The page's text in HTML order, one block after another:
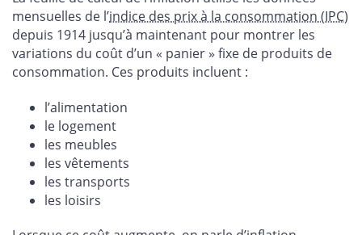
mensuelles de l’indice des prix à la consommation (IPC)
depuis 1914 jusqu’à maintenant pour montrer les
variations du coût d’un « panier » fixe de produits de
consommation. Ces produits incluent :
l’alimentation
le logement
les meubles
les vêtements
les transports
les loisirs